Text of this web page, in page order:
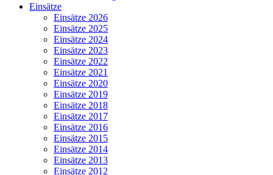
Einsätze
Einsätze 2026
Einsätze 2025
Einsätze 2024
Einsätze 2023
Einsätze 2022
Einsätze 2021
Einsätze 2020
Einsätze 2019
Einsätze 2018
Einsätze 2017
Einsätze 2016
Einsätze 2015
Einsätze 2014
Einsätze 2013
Einsätze 2012